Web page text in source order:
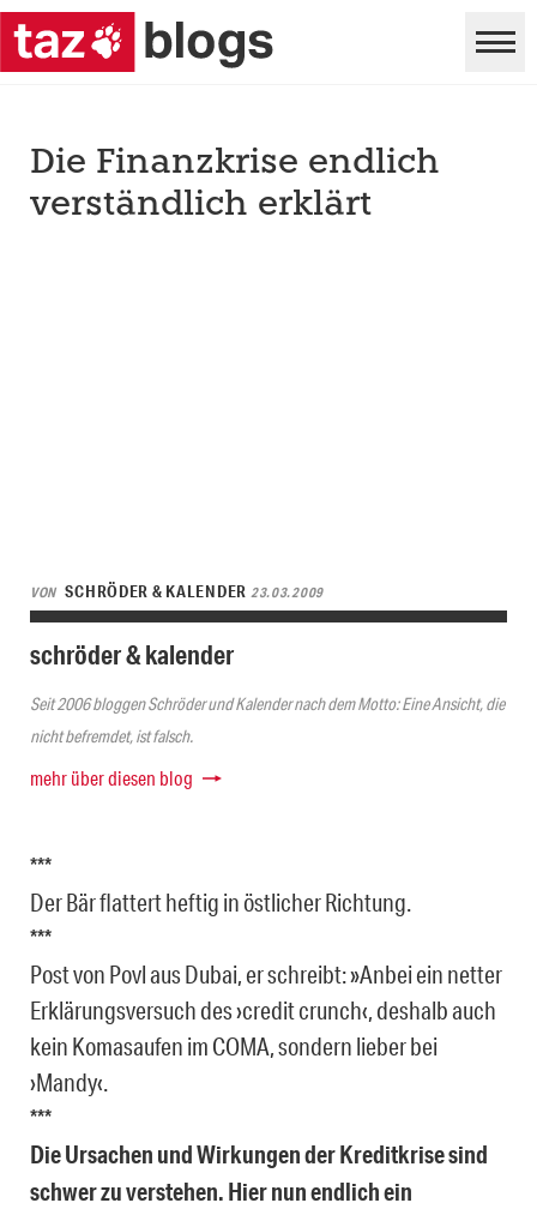
Die Finanzkrise endlich
verständlich erklärt
VON SCHRÖDER & KALENDER 23.03.2009
schröder & kalender
Seit 2006 bloggen Schröder und Kalender nach dem Motto: Eine Ansicht, die
nicht befremdet, ist falsch.
mehr über diesen blog
***
Der Bär flattert heftig in östlicher Richtung.
***
Post von Povl aus Dubai, er schreibt: »Anbei ein netter
Erklärungsversuch des ›credit crunch‹, deshalb auch
kein Komasaufen im COMA, sondern lieber bei
›Mandy‹.
***
Die Ursachen und Wirkungen der Kreditkrise sind
schwer zu verstehen. Hier nun endlich ein